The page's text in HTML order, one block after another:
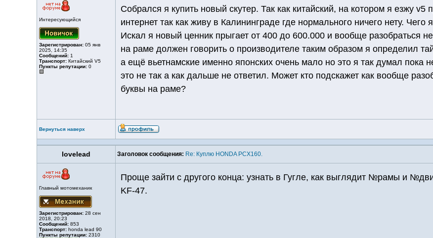
Интересующийся
Зарегистрирован: 05 янв
2025, 14:35
Сообщений: 1
Транспорт: Китайский V5
Пункты репутации: 0
Собрался я купить новый скутер. Так как китайский, на котором я езжу
интернет так как живу в Калининграде где нормального ничего нету.
Искал я новый ценник прыгает от 400 до 600.000 и вообще разобраться
на раме должен говорить о производителе таким образом я определил
а ещё вьетнамские именно японских очень мало но это я так думал пока
это не так а как дальше не ответил. Может кто подскажет как вообще
буквы на раме?
Вернуться наверх
lovelead Заголовок сообщения: Re: Куплю HONDA PCX160.
Главный мотомеханик
Зарегистрирован: 28 сен
2018, 20:23
Сообщений: 853
Транспорт: honda lead 90
Пункты репутации: 2310
Проще зайти с другого конца: узнать в Гугле, как выглядит №рамы и
KF-47.